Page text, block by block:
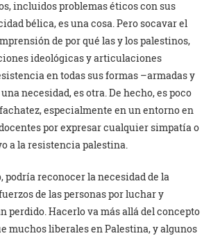
incluidos problemas éticos con sus
bélica, es una cosa. Pero socavar el
de por qué las y los palestinos,
ideológicas y articulaciones
en todas sus formas –armadas y
necesidad, es otra. De hecho, es poco
especialmente en un entorno en
por expresar cualquier simpatía o
a la resistencia palestina.
podría reconocer la necesidad de la
de las personas por luchar y
perdido. Hacerlo va más allá del concepto
muchos liberales en Palestina, y algunos